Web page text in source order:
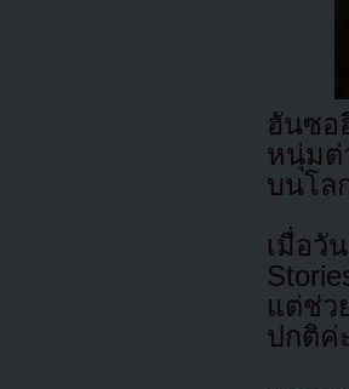
ฮันซอ
หนุ่มต่
บนโล
เมื่อวั
แต่ช่ว
ปกติค่